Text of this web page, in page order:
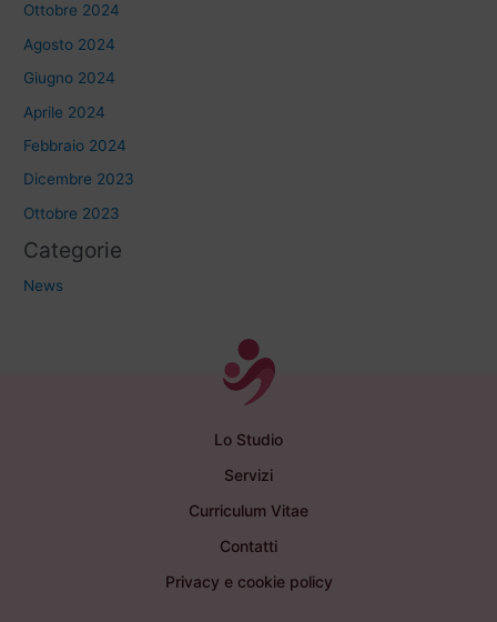
Ottobre 2024
Agosto 2024
Giugno 2024
Aprile 2024
Febbraio 2024
Dicembre 2023
Ottobre 2023
Categorie
News
Lo Studio
Servizi
Curriculum Vitae
Contatti
Privacy e cookie policy